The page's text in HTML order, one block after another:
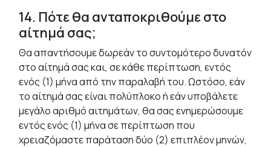
14. Πότε θα ανταποκριθούμε στο
αίτημά σας;
Θα απαντήσουμε δωρεάν το συντομότερο δυνατόν
στο αίτημά σας και, σε κάθε περίπτωση, εντός
ενός (1) μήνα από την παραλαβή του. Ωστόσο, εάν
το αίτημά σας είναι πολύπλοκο ή εάν υποβάλετε
μεγάλο αριθμό αιτημάτων, θα σας ενημερώσουμε
εντός ενός (1) μήνα σε περίπτωση που
χρειαζόμαστε παράταση δύο (2) επιπλέον μηνών,